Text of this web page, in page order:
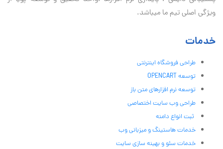
ویژگی اصلی تیم ما میباشد.
خدمات
طراحی فروشگاه اینترنتی
توسعه OPENCART
توسعه نرم افزارهای متن باز
طراحی وب سایت اختصاصی
ثبت انواع دامنه
خدمات هاستینگ و میزبانی وب
خدمات سئو و بهینه سازی سایت